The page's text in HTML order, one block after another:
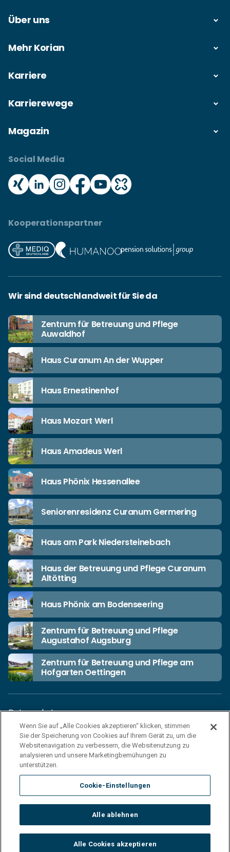
Über uns
Mehr Korian
Karriere
Karrierewege
Magazin
Social Media
Kooperationspartner
Wir sind deutschlandweit für Sie da
Zentrum für Betreuung und Pflege
Auwaldhof
Haus Curanum An der Wupper
Haus Ernestinenhof
Haus Mozart Werl
Haus Amadeus Werl
Haus Phönix Hessenallee
Seniorenresidenz Curanum Germering
Haus am Park Niedersteinebach
Haus der Betreuung und Pflege Curanum
Altötting
Haus Phönix am Bodenseering
Zentrum für Betreuung und Pflege
Augustahof Augsburg
Zentrum für Betreuung und Pflege am
Hofgarten Oettingen
© 2026 Korian Deutschland GmbH
Datenschutz
Unsere Netiquette
Einkaufsbedingungen
Haftungsausschluss
Impressum
Cookies
Wenn Sie auf „Alle Cookies akzeptieren“ klicken, stimmen
Sie der Speicherung von Cookies auf Ihrem Gerät zu, um die
Websitenavigation zu verbessern, die Websitenutzung zu
analysieren und unsere Marketingbemühungen zu
unterstützen.
Cookie-Einstellungen
Alle ablehnen
Alle Cookies akzeptieren